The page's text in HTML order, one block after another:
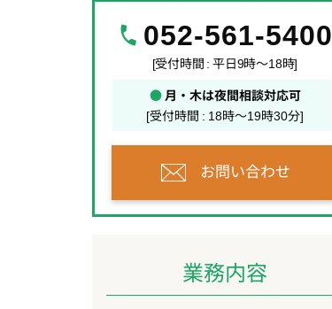
052-561-5400
[受付時間 : 平日9時～18時]
●月・木は夜間相談対応可
[受付時間 : 18時～19時30分]
お問い合わせ
業務内容